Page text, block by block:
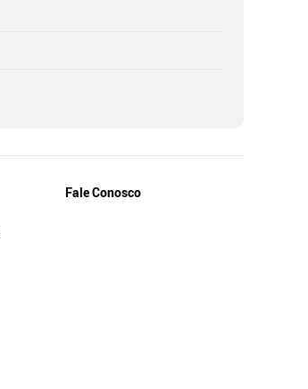
Fale Conosco